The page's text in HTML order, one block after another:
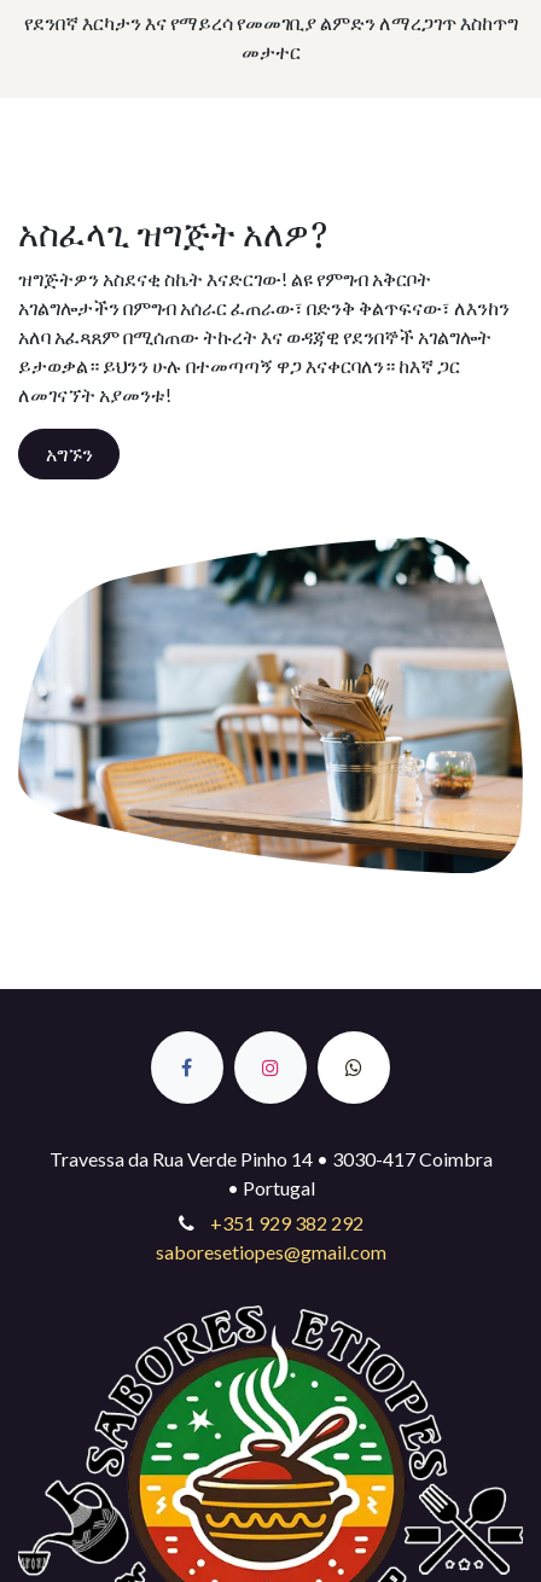
የደንበኛ እርካታን እና የማይረሳ የመመገቢያ ልምድን ለማረጋገጥ እስከጥግ
መታተር
አስፈላጊ ዝግጅት አለዎ?
ዝግጅትዎን አስደናቂ ስኬት እናድርገው! ልዩ የምግብ አቅርቦት
አገልግሎታችን በምግብ አሰራር ፈጠራው፣ በድንቅ ቅልጥፍናው፣ ለእንከን
አለባ አፈጻጸም በሚሰጠው ትኩረት እና ወዳጃዊ የደንበኞች አገልግሎት
ይታወቃል። ይህንን ሁሉ በተመጣጣኝ ዋጋ እናቀርባለን። ከእኛ ጋር
ለመገናኘት አያመንቱ!
አግኙን
Travessa da Rua Verde Pinho 14 • 3030-417 Coimbra
• Portugal
+351 929 382 292
saboresetiopes@gmail.com